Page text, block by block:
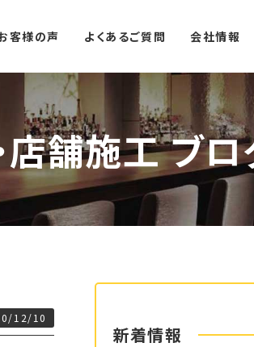
客様の声 よくあるご質問 会社情報
店舗施工 ブ
12/10
新着情報